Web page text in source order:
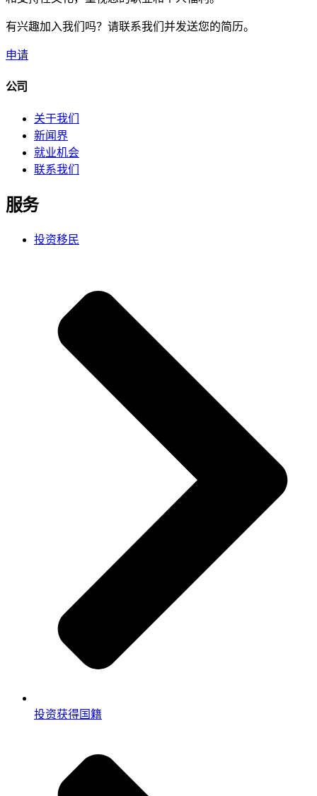
有兴趣加入我们吗？请联系我们并发送您的简历。
申请
公司
关于我们
新闻界
就业机会
联系我们
服务
投资移民
投资获得国籍